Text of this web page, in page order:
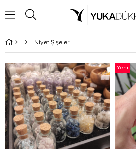
Niyet Şişeleri
Yeni
Ürün